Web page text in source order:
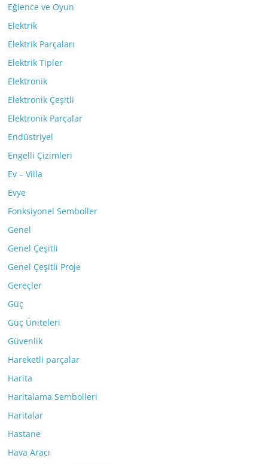
Eğlence ve Oyun
Elektrik
Elektrik Parçaları
Elektrik Tipler
Elektronik
Elektronik Çeşitli
Elektronik Parçalar
Endüstriyel
Engelli Çizimleri
Ev – Villa
Evye
Fonksiyonel Semboller
Genel
Genel Çeşitli
Genel Çeşitli Proje
Gereçler
Güç
Güç Üniteleri
Güvenlik
Hareketli parçalar
Harita
Haritalama Sembolleri
Haritalar
Hastane
Hava Aracı